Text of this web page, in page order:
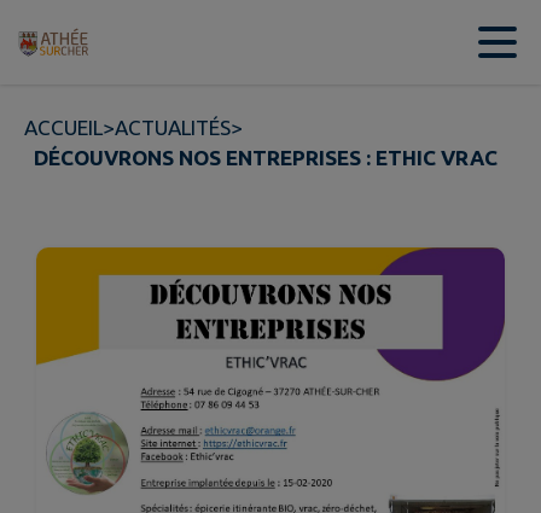
Contenu
ACCUEIL>ACTUALITÉS>
DÉCOUVRONS NOS ENTREPRISES : ETHIC VRAC